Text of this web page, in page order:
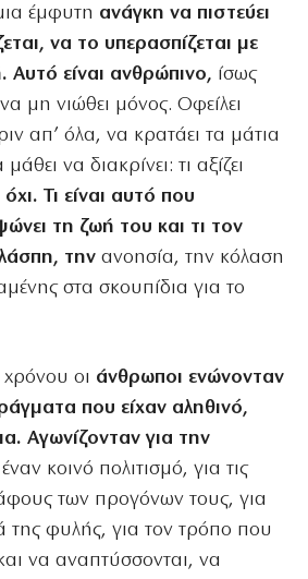
έμφυτη ανάγκη να πιστεύει
να το υπερασπίζεται με
είναι ανθρώπινο, ίσως
μη νιώθει μόνος. Οφείλει
απ’ όλα, να κρατάει τα μάτια
να διακρίνει: τι αξίζει
όχι. Τι είναι αυτό που
τη ζωή του και τι τον
την ανοησία, την κόλαση
στα σκουπίδια για το
οι άνθρωποι ενώνονταν
που είχαν αληθινό,
Αγωνίζονταν για την
κοινό πολιτισμό, για τις
των προγόνων τους, για
της φυλής, για τον τρόπο που
να αναπτύσσονται, να